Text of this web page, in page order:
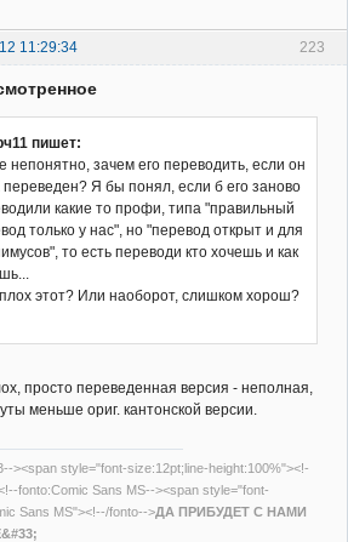
223
11:29:34
пишет:
непонятно, зачем его переводить, если он
Я бы понял, если б его заново
какие то профи, типа "правильный
только у нас", но "перевод открыт и для
то есть переводи кто хочешь и как
этот? Или наоборот, слишком хорош?
просто переведенная версия - неполная,
меньше ориг. кантонской версии.
><span style="font-size:12pt;line-height:100%"><!-
fonto:Comic Sans MS--><span style="font-
Sans MS"><!--/fonto-->ДА ПРИБУДЕТ С НАМИ